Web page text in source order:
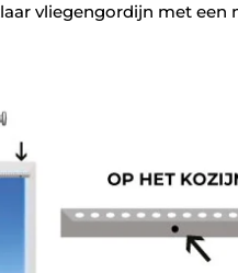
vliegengordijn met een